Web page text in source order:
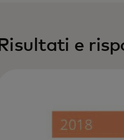
Risultati e